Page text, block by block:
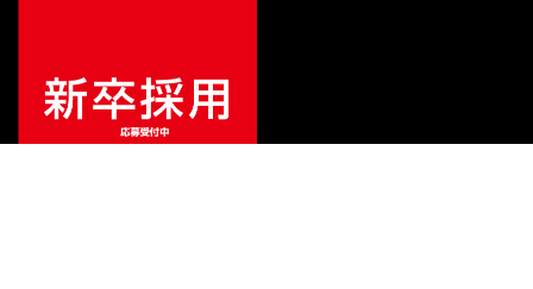
販売価格¥847,000 （税込）